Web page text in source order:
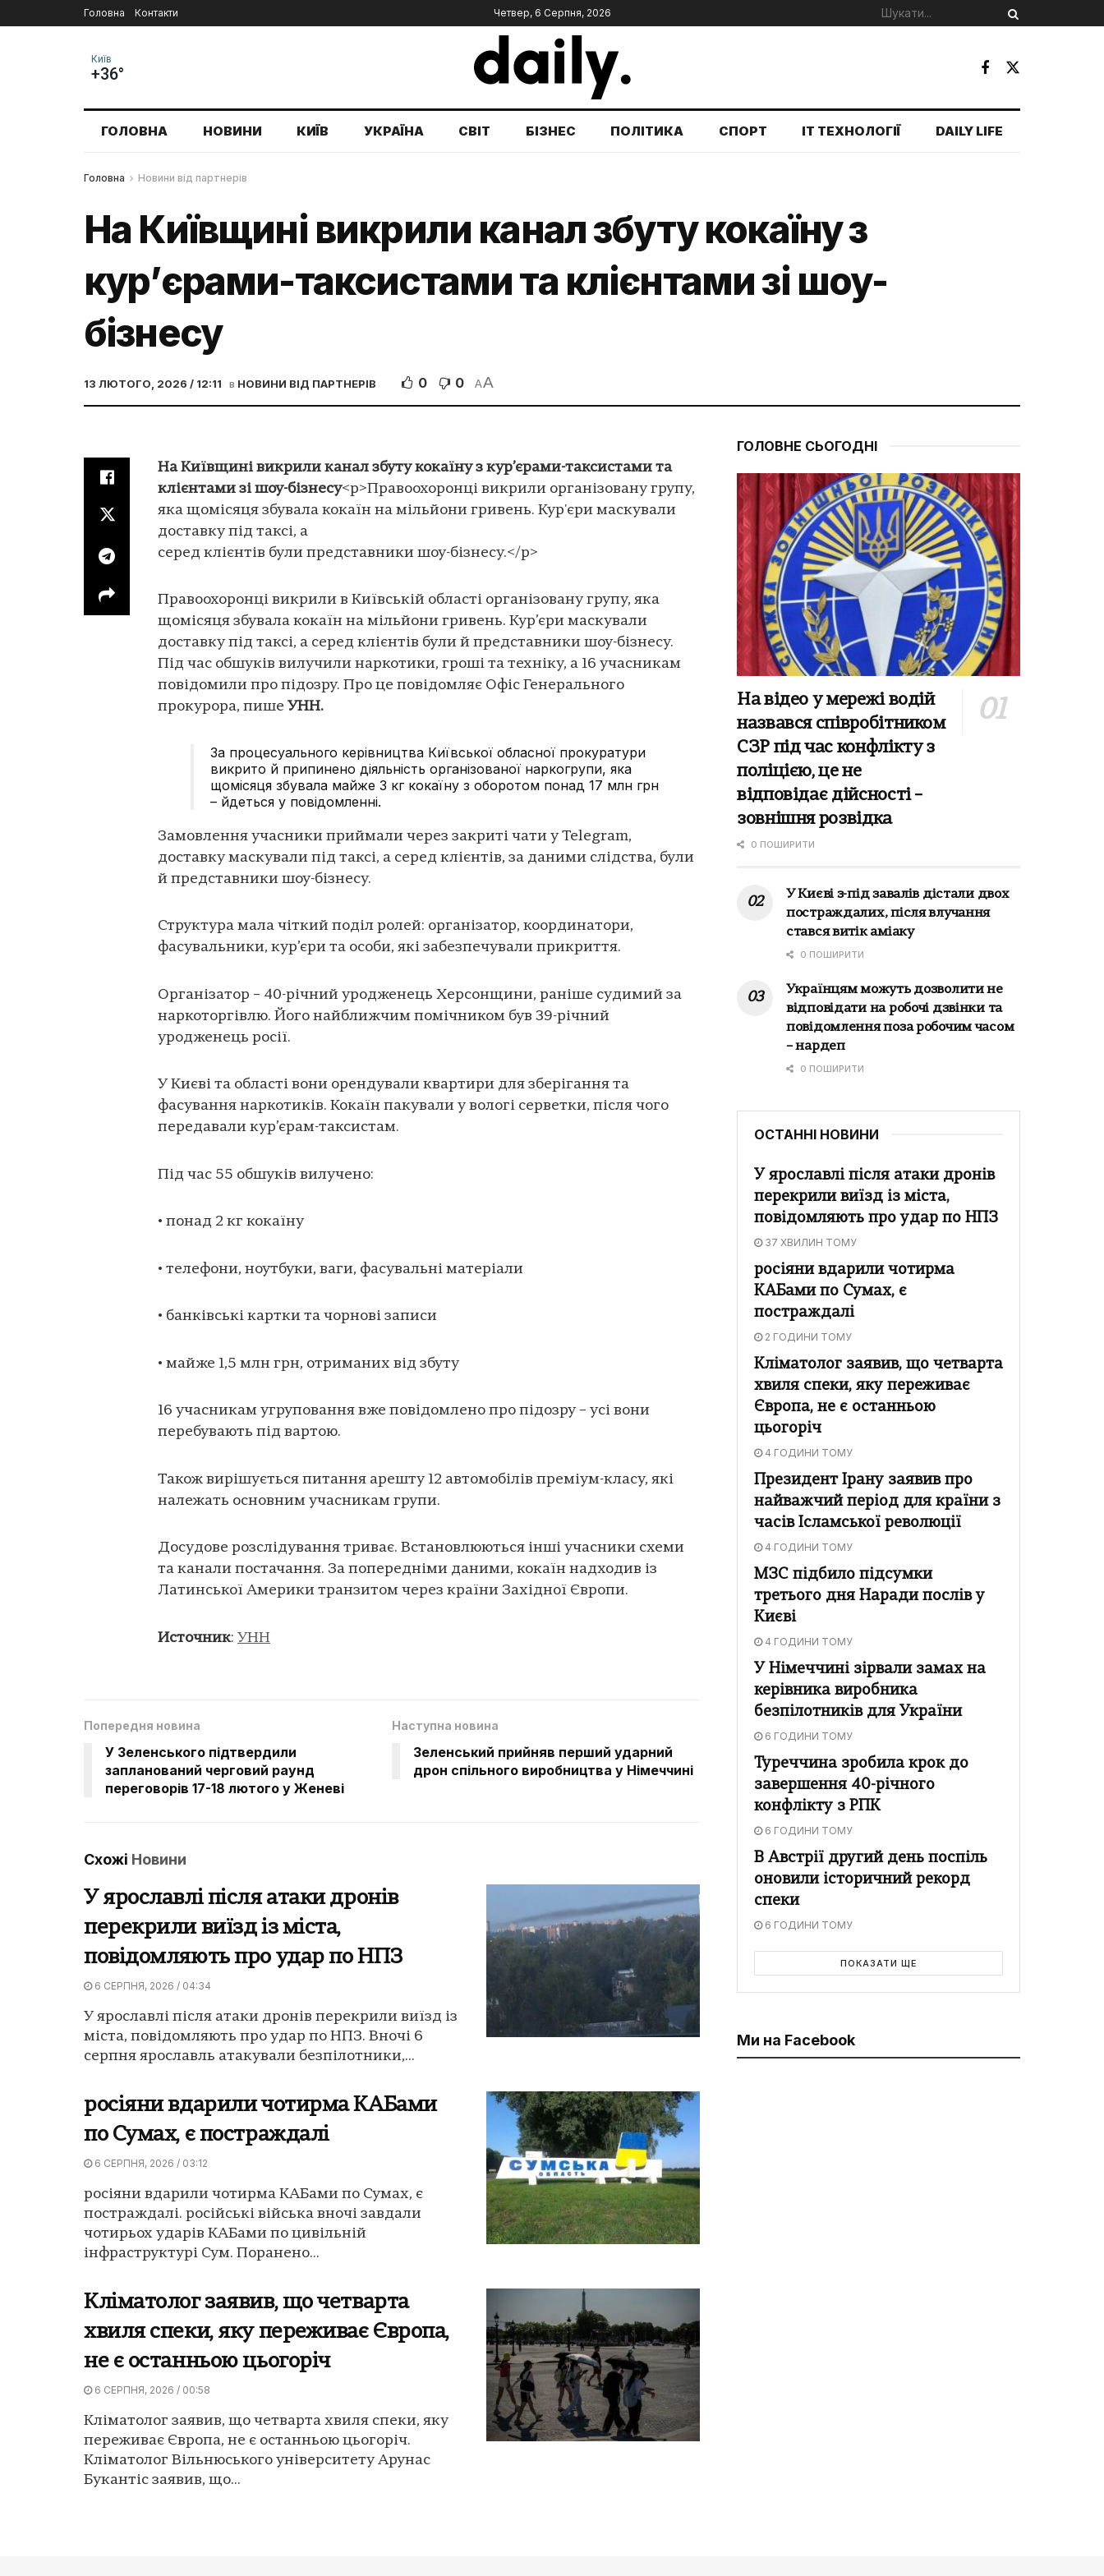
Головна Контакти Четвер, 6 Серпня, 2026
Київ
+36°
ГОЛОВНА НОВИНИ КИЇВ УКРАЇНА СВІТ БІЗНЕС ПОЛІТИКА СПОРТ IT ТЕХНОЛОГІЇ DAILY LIFE
Головна Новини від партнерів
На Київщині викрили канал збуту кокаїну з
кур’єрами-таксистами та клієнтами зі шоу-
бізнесу
13 ЛЮТОГО, 2026 / 12:11 в НОВИНИ ВІД ПАРТНЕРІВ 0 0 AA
На Київщині викрили канал збуту кокаїну з кур’єрами-таксистами та
клієнтами зі шоу-бізнесу<p>Правоохоронці викрили організовану групу,
яка щомісяця збувала кокаїн на мільйони гривень. Кур'єри маскували
доставку під таксі, а
серед клієнтів були представники шоу-бізнесу.</p>
Правоохоронці викрили в Київській області організовану групу, яка
щомісяця збувала кокаїн на мільйони гривень. Кур’єри маскували
доставку під таксі, а серед клієнтів були й представники шоу-бізнесу.
Під час обшуків вилучили наркотики, гроші та техніку, а 16 учасникам
повідомили про підозру. Про це повідомляє Офіс Генерального
прокурора, пише УНН.
За процесуального керівництва Київської обласної прокуратури
викрито й припинено діяльність організованої наркогрупи, яка
щомісяця збувала майже 3 кг кокаїну з оборотом понад 17 млн грн
– йдеться у повідомленні.
Замовлення учасники приймали через закриті чати у Telegram,
доставку маскували під таксі, а серед клієнтів, за даними слідства, були
й представники шоу-бізнесу.
Структура мала чіткий поділ ролей: організатор, координатори,
фасувальники, кур’єри та особи, які забезпечували прикриття.
Організатор – 40-річний уродженець Херсонщини, раніше судимий за
наркоторгівлю. Його найближчим помічником був 39-річний
уродженець росії.
У Києві та області вони орендували квартири для зберігання та
фасування наркотиків. Кокаїн пакували у вологі серветки, після чого
передавали кур’єрам-таксистам.
Під час 55 обшуків вилучено:
• понад 2 кг кокаїну
• телефони, ноутбуки, ваги, фасувальні матеріали
• банківські картки та чорнові записи
• майже 1,5 млн грн, отриманих від збуту
16 учасникам угруповання вже повідомлено про підозру – усі вони
перебувають під вартою.
Також вирішується питання арешту 12 автомобілів преміум-класу, які
належать основним учасникам групи.
Досудове розслідування триває. Встановлюються інші учасники схеми
та канали постачання. За попередніми даними, кокаїн надходив із
Латинської Америки транзитом через країни Західної Європи.
Источник: УНН
Попередня новина
У Зеленського підтвердили
запланований черговий раунд
переговорів 17-18 лютого у Женеві
Наступна новина
Зеленський прийняв перший ударний
дрон спільного виробництва у Німеччині
Схожі Новини
У ярославлі після атаки дронів
перекрили виїзд із міста,
повідомляють про удар по НПЗ
6 СЕРПНЯ, 2026 / 04:34
У ярославлі після атаки дронів перекрили виїзд із
міста, повідомляють про удар по НПЗ. Вночі 6
серпня ярославль атакували безпілотники,...
росіяни вдарили чотирма КАБами
по Сумах, є постраждалі
6 СЕРПНЯ, 2026 / 03:12
росіяни вдарили чотирма КАБами по Сумах, є
постраждалі. російські війська вночі завдали
чотирьох ударів КАБами по цивільній
інфраструктурі Сум. Поранено...
Кліматолог заявив, що четварта
хвиля спеки, яку переживає Європа,
не є останньою цьогоріч
6 СЕРПНЯ, 2026 / 00:58
Кліматолог заявив, що четварта хвиля спеки, яку
переживає Європа, не є останньою цьогоріч.
Кліматолог Вільнюського університету Арунас
Букантіс заявив, що...
ГОЛОВНЕ СЬОГОДНІ
На відео у мережі водій
назвався співробітником
СЗР під час конфлікту з
поліцією, це не
відповідає дійсності –
зовнішня розвідка
0 ПОШИРИТИ
У Києві з-під завалів дістали двох
постраждалих, після влучання
стався витік аміаку
0 ПОШИРИТИ
Українцям можуть дозволити не
відповідати на робочі дзвінки та
повідомлення поза робочим часом
– нардеп
0 ПОШИРИТИ
ОСТАННІ НОВИНИ
У ярославлі після атаки дронів
перекрили виїзд із міста,
повідомляють про удар по НПЗ
37 ХВИЛИН ТОМУ
росіяни вдарили чотирма
КАБами по Сумах, є
постраждалі
2 ГОДИНИ ТОМУ
Кліматолог заявив, що четварта
хвиля спеки, яку переживає
Європа, не є останньою
цьогоріч
4 ГОДИНИ ТОМУ
Президент Ірану заявив про
найважчий період для країни з
часів Ісламської революції
4 ГОДИНИ ТОМУ
МЗС підбило підсумки
третього дня Наради послів у
Києві
4 ГОДИНИ ТОМУ
У Німеччині зірвали замах на
керівника виробника
безпілотників для України
6 ГОДИНИ ТОМУ
Туреччина зробила крок до
завершення 40-річного
конфлікту з РПК
6 ГОДИНИ ТОМУ
В Австрії другий день поспіль
оновили історичний рекорд
спеки
6 ГОДИНИ ТОМУ
ПОКАЗАТИ ЩЕ
Ми на Facebook